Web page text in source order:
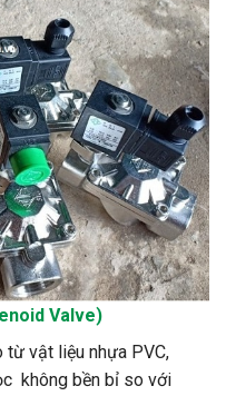
Valve)
từ vật liệu nhựa PVC,
không bền bỉ so với